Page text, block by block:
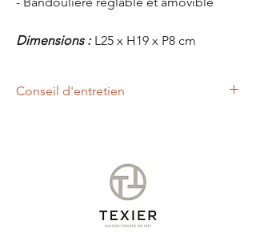
Dimensions :L25 x H19 x P8 cm
Conseil d'entretien